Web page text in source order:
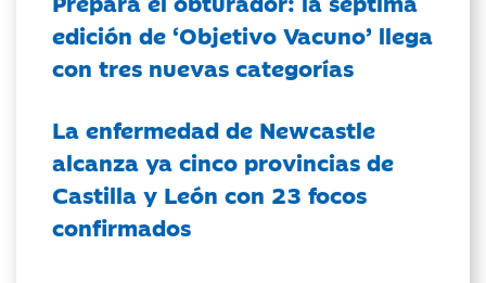
edición de ‘Objetivo Vacuno’ llega
con tres nuevas categorías
La enfermedad de Newcastle
alcanza ya cinco provincias de
Castilla y León con 23 focos
confirmados